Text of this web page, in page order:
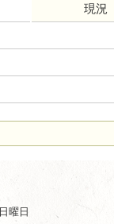
現況
曜日